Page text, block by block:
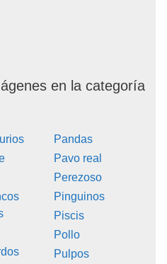
en la categoría
Pandas
Pavo real
Perezoso
Pinguinos
Piscis
Pollo
Pulpos